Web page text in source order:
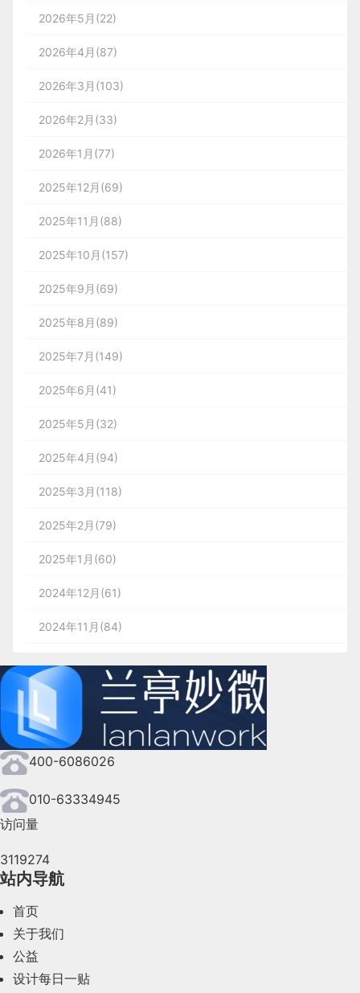
2026年5月(22)
2026年4月(87)
2026年3月(103)
2026年2月(33)
2026年1月(77)
2025年12月(69)
2025年11月(88)
2025年10月(157)
2025年9月(69)
2025年8月(89)
2025年7月(149)
2025年6月(41)
2025年5月(32)
2025年4月(94)
2025年3月(118)
2025年2月(79)
2025年1月(60)
2024年12月(61)
2024年11月(84)
2024年9月(144)
2024年8月(164)
2024年7月(107)
2024年6月(63)
2024年4月(44)
2024年2月(58)
400-6086026
010-63334945
访问量
3119274
站内导航
首页
关于我们
公益
设计每日一贴